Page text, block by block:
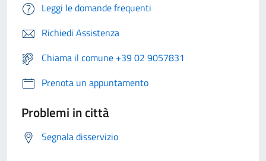
Leggi le domande frequenti
Richiedi Assistenza
Chiama il comune +39 02 9057831
Prenota un appuntamento
Problemi in città
Segnala disservizio